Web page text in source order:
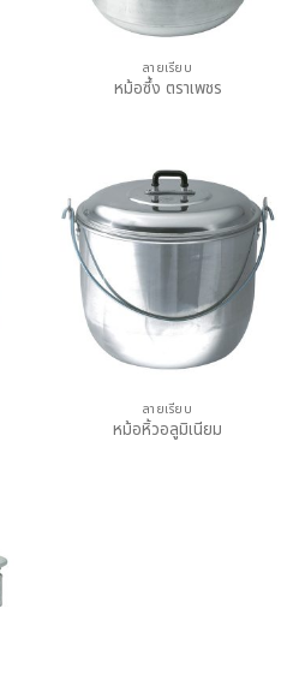
ลายเรียบ
หม้อซึ้ง ตราเพชร
ลายเรียบ
หม้อหิ้วอลูมิเนียม